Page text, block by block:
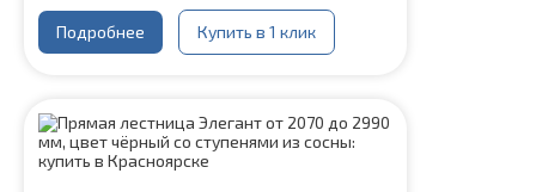
Толщина ступени:40 мм
Угол наклона:
Глубина ступени:
300 мм
Срок гарантии (на металлокаркас):25 лет
Подробнее Купить в 1 клик